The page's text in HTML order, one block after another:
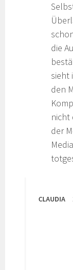
die
sieht
den
nicht
der
CLAUDIA